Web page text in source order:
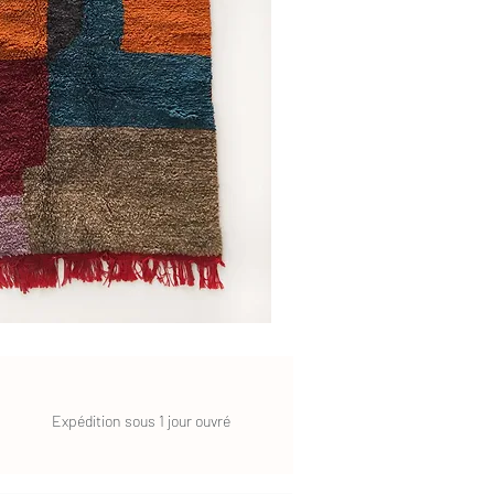
Expédition sous 1 jour ouvré